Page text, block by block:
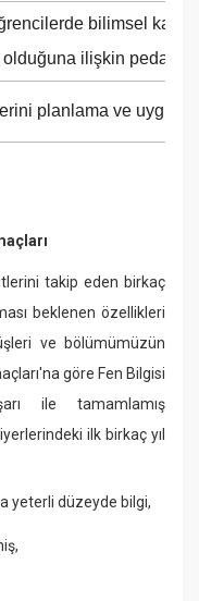
bilimsel
olduğuna ilişkin
planlama ve
takip eden birkaç
beklenen özellikleri
ve bölümümüzün
göre Fen Bilgisi
ile tamamlamış
ilk birkaç yıl
yeterli düzeyde bilgi,